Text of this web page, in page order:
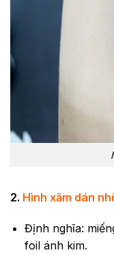
2. Hình xăm dán
Định nghĩa:
foil ánh kim.